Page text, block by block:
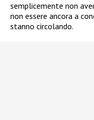
semplicemente non
non essere ancora a
stanno circolando.